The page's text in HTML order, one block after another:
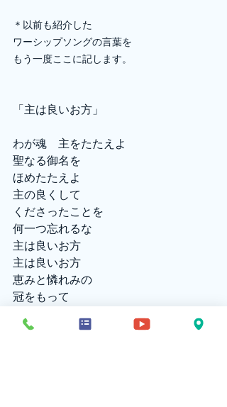
＊以前も紹介した
ワーシップソングの言葉を
もう一度ここに記します。
「主は良いお方」
わが魂　主をたたえよ
聖なる御名を
ほめたたえよ
主の良くして
くださったことを
何一つ忘れるな
主は良いお方
主は良いお方
恵みと憐れみの
冠をもって
良いもので満たす